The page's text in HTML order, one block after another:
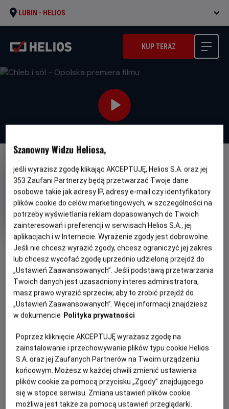
LUBIN - HELIOS
KUP TERAZ
OBSERWUJ
Chleb i sól - Opolska premiera
filmu
Gatunek
Dramat
Minimalny
wiek
Od 15 lat
Czas
trwania
110 min
i
rok
produkcji
Polska (2022)
27 stycznia 2023
REŻYSERIA SCENARIUSZ
OBSADA
Tymoteusz Bies, Jacek Bies, Dawid Piejko
WIĘCEJ SZCZEGÓŁÓW
OPIS FILMU
Upalne lato, leniwie płynący czas, hip-hopowy freestyle,
chłopaki z tatuażami i zalotne dziewczyny, z którymi lepiej
nie zadzierać. Tak właśnie wygląda miejsce z czasów
młodości, do którego wraca Tymek – student
warszawskiej Akademii Muzycznej przygotowujący się do
rozpoczęcia światowej kariery jako pianista. Jest tu też
Szanowny Widzu Heliosa,
jeśli wyrazisz zgodę klikając AKCEPTUJĘ, Helios S.A. oraz jej
353 Zaufani Partnerzy będą przetwarzać Twoje dane
osobowe takie jak adresy IP, adresy e-mail czy identyfikatory
plików cookie do celów marketingowych, w szczególności na
potrzeby wyświetlania reklam dopasowanych do Twoich
zainteresowań i preferencji w serwisach Helios S.A., jej
aplikacjach i w Internecie. Wyrażenie zgody jest dobrowolne.
Jeśli nie chcesz wyrazić zgody, chcesz ograniczyć jej zakres
lub chcesz wycofać zgodę uprzednio udzieloną przejdź do
„Ustawień Zaawansowanych”. Jeśli podstawą przetwarzania
Twoich danych jest uzasadniony interes administratora,
masz prawo wyrazić sprzeciw, aby to zrobić przejdź do
„Ustawień Zaawansowanych”. Więcej informacji znajdziesz
w dokumencie Polityka prywatności
Poprzez kliknięcie AKCEPTUJĘ wyrażasz zgodę na
zainstalowanie i przechowywanie plików typu cookie Helios
S.A. oraz jej Zaufanych Partnerów na Twoim urządzeniu
końcowym. Możesz w każdej chwili zmienić ustawienia
plików cookie za pomocą przycisku „Zgody” znajdującego
się w stopce serwisu. Zmiana ustawień plików cookie
możliwa jest także za pomocą ustawień przeglądarki.